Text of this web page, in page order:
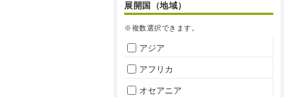
展開国（地域）
※複数選択できます。
アジア
アフリカ
オセアニア